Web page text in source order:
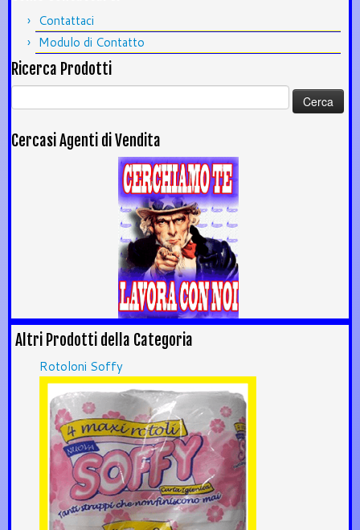
Contattaci
Modulo di Contatto
Ricerca Prodotti
Ricerca
per:
Cercasi Agenti di Vendita
Altri Prodotti della Categoria
Rotoloni Soffy